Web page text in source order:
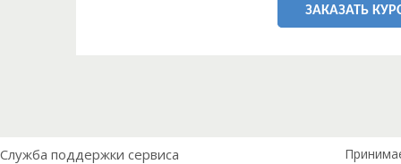
ЗАКАЗАТЬ
Служба поддержки сервиса